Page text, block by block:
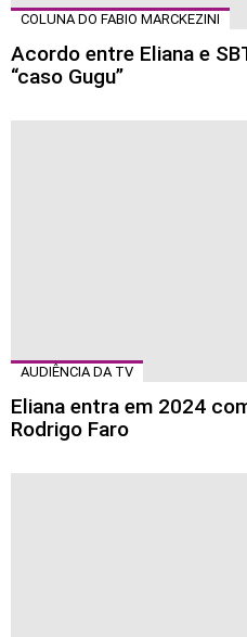
COLUNA DO FABIO MARCKEZINI
Acordo entre Eliana e
“caso Gugu”
AUDIÊNCIA DA TV
Eliana entra em 2024
Rodrigo Faro